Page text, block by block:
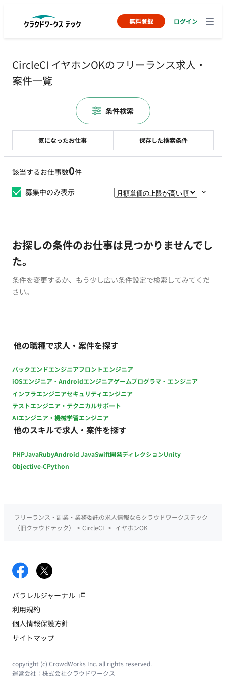
無料登録 ログイン
CircleCI イヤホンOKのフリーランス求人・
案件一覧
該当するお仕事数0件
募集中のみ表示
お探しの条件のお仕事は見つかりませんでし
た。
条件を変更するか、もう少し広い条件設定で検索してみてくだ
さい。
他の職種で求人・案件を探す
バックエンドエンジニアフロントエンジニア
iOSエンジニア・Androidエンジニアゲームプログラマ・エンジニア
インフラエンジニアセキュリティエンジニア
テストエンジニア・テクニカルサポート
AIエンジニア・機械学習エンジニア
他のスキルで求人・案件を探す
PHPJavaRubyAndroid JavaSwift開発ディレクションUnity
Objective-CPython
気になったお仕事 保存した検索条件
条件検索
フリーランス・副業・業務委託の求人情報ならクラウドワークステック
（旧クラウドテック）
> CircleCI > イヤホンOK
パラレルジャーナル
利用規約
個人情報保護方針
サイトマップ
copyright (c) CrowdWorks Inc. all rights reserved.
運営会社： 株式会社クラウドワークス